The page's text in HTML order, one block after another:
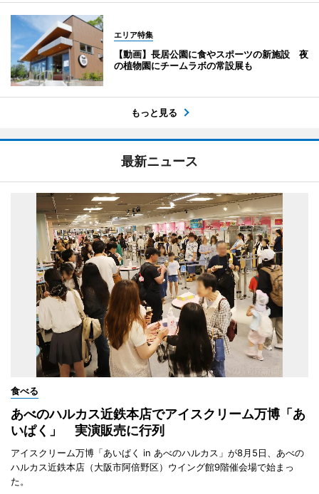
エリア特集
【動画】長居公園に食やスポーツの新施設 夜
の植物園にチームラボの常設展も
もっと見る
最新ニュース
食べる
あべのハルカス近鉄本店でアイスクリーム万博「あ
いぱく」 実演販売に行列
アイスクリーム万博「あいぱく in あべのハルカス」が8月5日、あべの
ハルカス近鉄本店（大阪市阿倍野区）ウイング館9階催会場で始まっ
た。